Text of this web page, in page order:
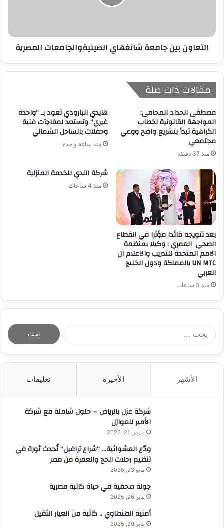
التعاون بين جامعة شانغهاي الصينيةوالجامعات المصرية
مقالات ذات صلة
مصطفى الحداد المحامى:
المواجهة القانونية لخطاب
الكراهية تبدأ بتشريع واضح ووعي
مجتمعي
منذ 37 دقيقة
هايدي البارودي تعود بـ “واحدة
غيري” وتستعد لمفاجآت فنية
وحفلات بالساحل الشمالي
منذ ساعة واحدة
بعد تتويجه قائدا مؤثرا في القطاع
الصحي العمري : وكيلا بمنظمة
الامم المتحدة للتدريب والاعلام ال
UN MTC بالمملكة ودول الخليج
العربي
منذ 3 ساعات
شركة الندي للخدمة المنزلية
منذ 4 ساعات
الأشهر الأخيرة تعليقات
شركة عزل بالرياض – حلول شاملة مع شركة
الأمير للعوازل
مارس 21, 2025
ودّع العشوائية… “شراع ترافيل” تُحدث ثورة في
تنظيم رحلات الحج والعمرة من مصر
مايو 23, 2025
جولة صحفية في حياة كاتبة مصرية
يناير 26, 2025
أمنية الطنطاوي .. كاتبة من العيار الثقيل
يناير 20, 2025